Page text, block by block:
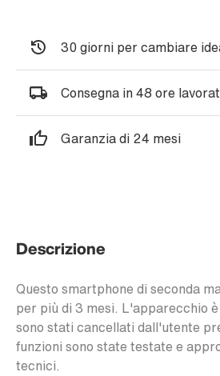
30 giorni per cambiare
Consegna in 48 ore
Garanzia di 24 mesi
Descrizione
Questo smartphone di seconda
per più di 3 mesi. L'apparecchio
sono stati cancellati dall'utente
funzioni sono state testate e
tecnici.